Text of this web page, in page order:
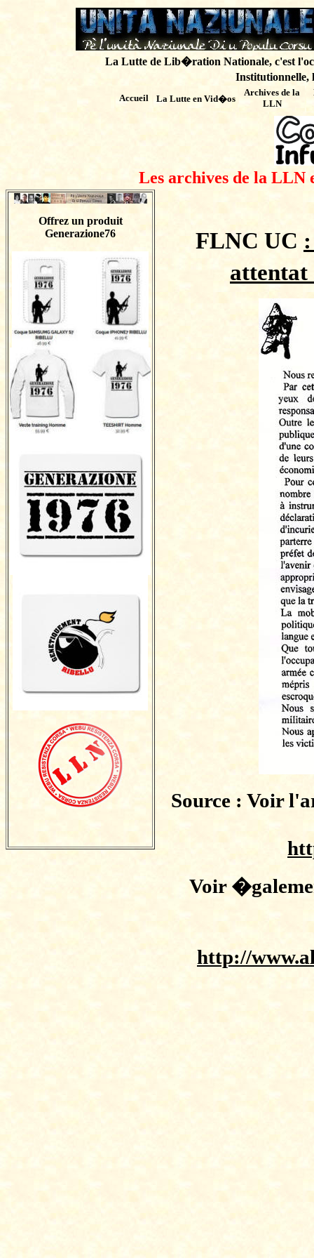
La Lutte de Lib�ration Nationale, c'est
Institutionnelle,
Accueil La Lutte en Vid�os
Archives de la
LLN
Les archives de la LLN
Offrez un produit
Generazione76
FLNC UC
Source : Voir
Voir
http://